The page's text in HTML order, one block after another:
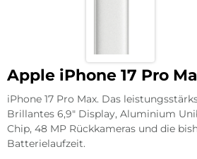
Apple iPhone 17 Pro
iPhone 17 Pro Max. Das
Brillantes 6,9″ Display, Aluminium
Chip, 48 MP Rückkameras und die
Batterielaufzeit.